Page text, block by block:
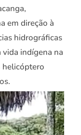
em direção à
hidrográficas
indígena na
helicóptero